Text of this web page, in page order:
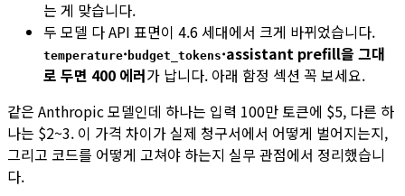
는 게 맞습니다.
두 모델 다 API 표면이 4.6 세대에서 크게 바뀌었습니다.
temperature· budget_tokens·assistant prefill을 그대
로 두면 400 에러가 납니다. 아래 함정 섹션 꼭 보세요.
같은 Anthropic 모델인데 하나는 입력 100만 토큰에 $5, 다른 하
나는 $2~3. 이 가격 차이가 실제 청구서에서 어떻게 벌어지는지,
그리고 코드를 어떻게 고쳐야 하는지 실무 관점에서 정리했습니
다.